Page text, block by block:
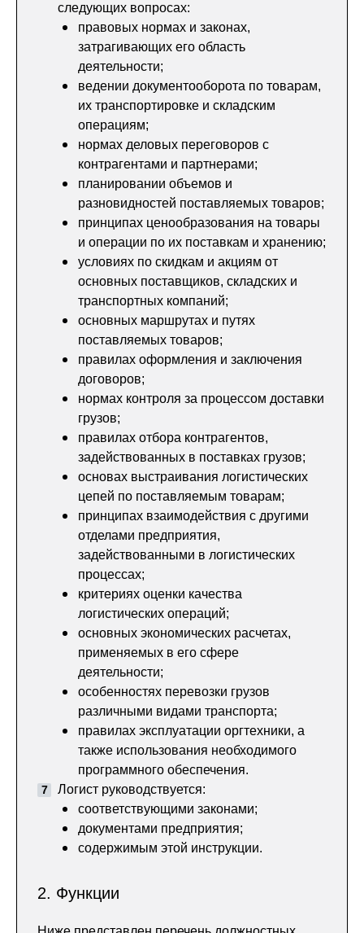
следующих вопросах:
правовых нормах и законах,
затрагивающих его область
деятельности;
ведении документооборота по товарам,
их транспортировке и складским
операциям;
нормах деловых переговоров с
контрагентами и партнерами;
планировании объемов и
разновидностей поставляемых товаров;
принципах ценообразования на товары
и операции по их поставкам и хранению;
условиях по скидкам и акциям от
основных поставщиков, складских и
транспортных компаний;
основных маршрутах и путях
поставляемых товаров;
правилах оформления и заключения
договоров;
нормах контроля за процессом доставки
грузов;
правилах отбора контрагентов,
задействованных в поставках грузов;
основах выстраивания логистических
цепей по поставляемым товарам;
принципах взаимодействия с другими
отделами предприятия,
задействованными в логистических
процессах;
критериях оценки качества
логистических операций;
основных экономических расчетах,
применяемых в его сфере
деятельности;
особенностях перевозки грузов
различными видами транспорта;
правилах эксплуатации оргтехники, а
также использования необходимого
программного обеспечения.
Логист руководствуется:
соответствующими законами;
документами предприятия;
содержимым этой инструкции.
2. Функции